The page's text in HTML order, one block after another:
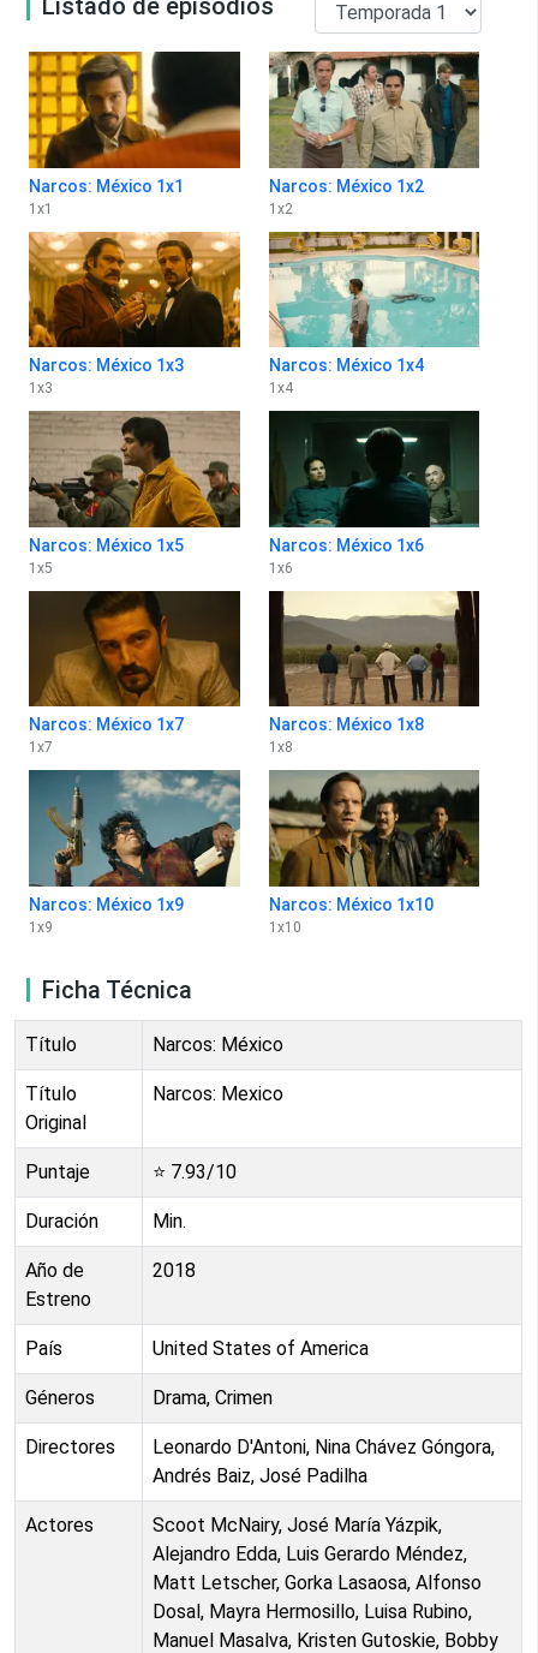
Listado de episodios
Narcos: México 1x1
1 x1
Narcos: México 1x2
1 x2
Narcos: México 1x3
1 x3
Narcos: México 1x4
1 x4
Narcos: México 1x5
1 x5
Narcos: México 1x6
1 x6
Narcos: México 1x7
1 x7
Narcos: México 1x8
1 x8
Narcos: México 1x9
1 x9
Narcos: México 1x10
1 x10
Ficha Técnica
Título Narcos: México
Título
Original
Narcos: Mexico
Puntaje ⭐ 7.93/10
Duración Min.
Año de
Estreno
2018
País United States of America
Géneros Drama, Crimen
Directores
Leonardo D'Antoni, Nina Chávez Góngora,
Andrés Baiz, José Padilha
Actores
Scoot McNairy, José María Yázpik,
Alejandro Edda, Luis Gerardo Méndez,
Matt Letscher, Gorka Lasaosa, Alfonso
Dosal, Mayra Hermosillo, Luisa Rubino,
Manuel Masalva, Kristen Gutoskie, Bobby